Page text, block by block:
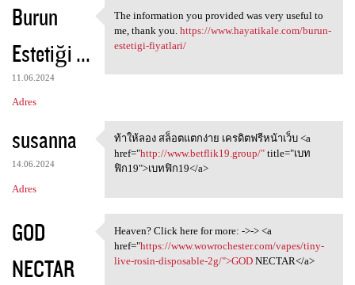
Burun
Estetiği ...
11.06.2024
Adres
The information you provided
The information you provided was very useful to
me, thank you. https://www.hayatikale.com/burun-
estetigi-fiyatlari/
susanna
14.06.2024
Adres
ท้าให้ลอง สล็อตแตกง่าย
ท้าให้ลอง สล็อตแตกง่าย เครดิตฟรีหน้าเว็บ <a
href="http://www.betflik19.group/"title="เบท
ฟิก19">เบทฟิก19</a>
GOD
NECTAR
Heaven? Click here for more:
Heaven? Click here for more: ->-> <a
href="https://www.wowrochester.com/vapes/tiny-
live-rosin-disposable-2g/">GODNECTAR</a>